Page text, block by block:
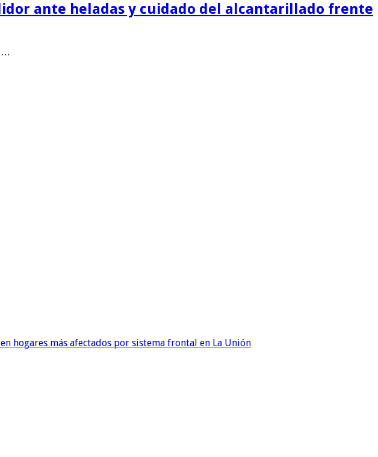
ante heladas y cuidado del alcantarillado frente
…
hogares más afectados por sistema frontal en La Unión